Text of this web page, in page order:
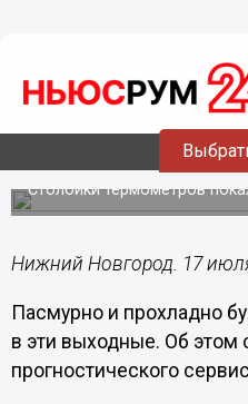
17.07.202010:29
Тучи закроют
Новгородом в
Столбики термометров
Нижний Новгород. 17
Пасмурно и прохладно
в эти выходные. Об этом
прогностического